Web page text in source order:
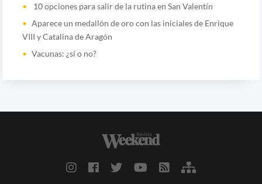
10 opciones para salir de la rutina en San Valentín
Aparece un medallón de oro con las iniciales de Enrique
VIII y Catalina de Aragón
Vacunas: ¿sí o no?